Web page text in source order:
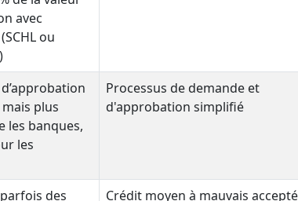
avec
ou
plus
les banques,
les
Processus de demande et
d'approbation simplifié
des Crédit moyen à mauvais accepté